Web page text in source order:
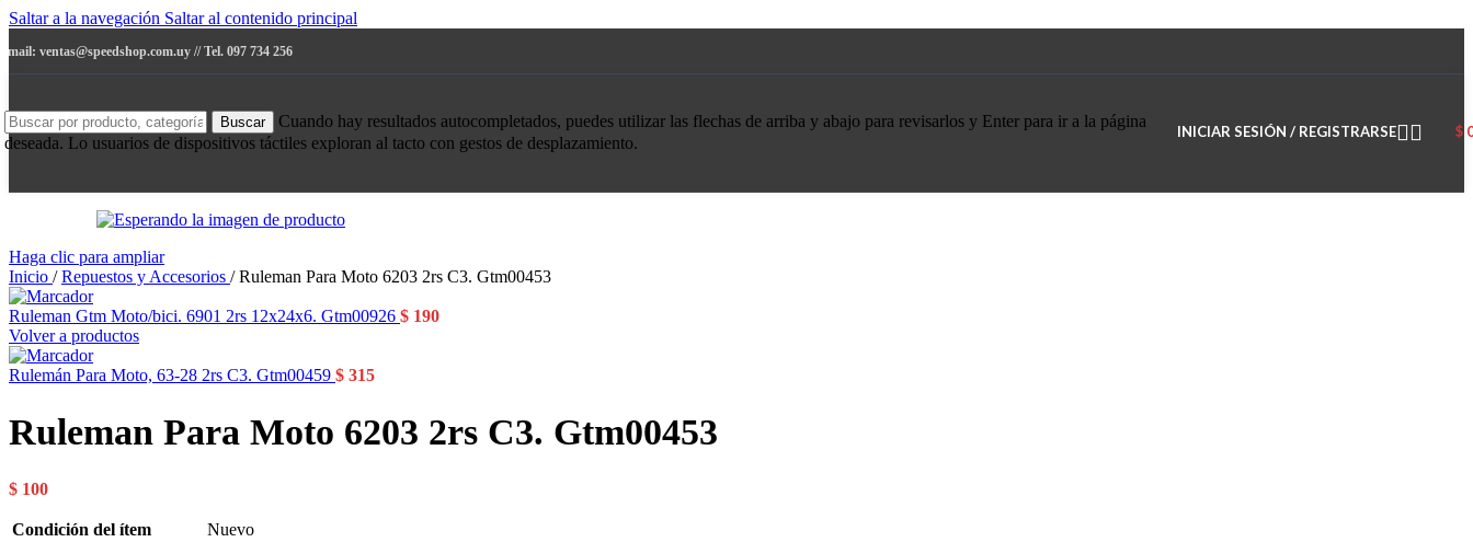
Saltar a la navegación Saltar al contenido principal
mail: ventas@speedshop.com.uy // Tel. 097 734 256
Buscar
Cuando hay resultados autocompletados, puedes utilizar las flechas de arriba y abajo para revisarlos y Enter para ir a la página
deseada. Lo usuarios de dispositivos táctiles exploran al tacto con gestos de desplazamiento.
INICIAR SESIÓN / REGISTRARSE $
Haga clic para ampliar
Inicio / Repuestos y Accesorios / Ruleman Para Moto 6203 2rs C3. Gtm00453
Ruleman Gtm Moto/bici. 6901 2rs 12x24x6. Gtm00926 $ 190
Volver a productos
Rulemán Para Moto, 63-28 2rs C3. Gtm00459 $ 315
Ruleman Para Moto 6203 2rs C3. Gtm00453
$ 100
Condición del ítem Nuevo